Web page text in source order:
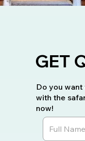
GET
Do you
with the
now!